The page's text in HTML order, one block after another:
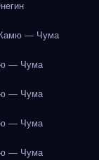
— Чума
— Чума
— Чума
— Чума
— Чума